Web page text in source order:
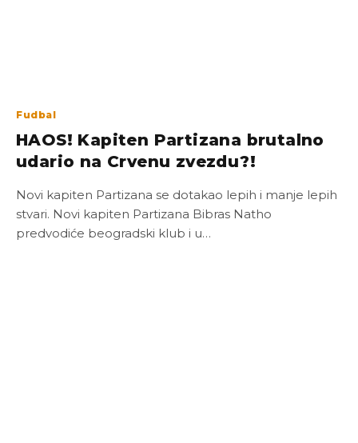
Fudbal
HAOS! Kapiten Partizana brutalno
udario na Crvenu zvezdu?!
Novi kapiten Partizana se dotakao lepih i manje lepih
stvari. Novi kapiten Partizana Bibras Natho
predvodiće beogradski klub i u…